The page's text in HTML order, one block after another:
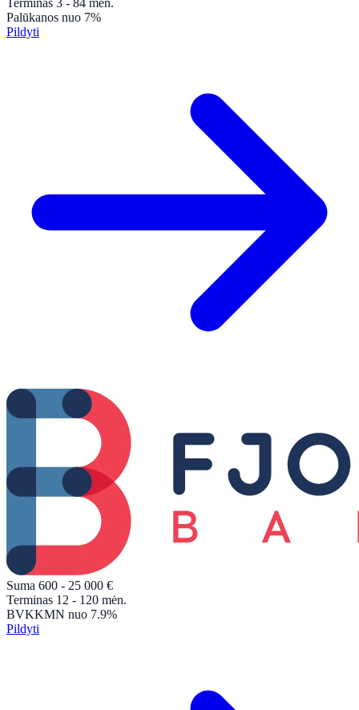
Palūkanos nuo 7%
Pildyti
Suma 600 - 25 000 €
Terminas 12 - 120 mėn.
BVKKMN nuo 7.9%
Pildyti